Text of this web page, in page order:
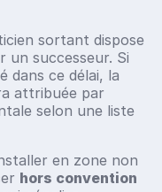
sortant dispose
un successeur. Si
dans ce délai, la
attribuée par
selon une liste
en zone non
hors convention